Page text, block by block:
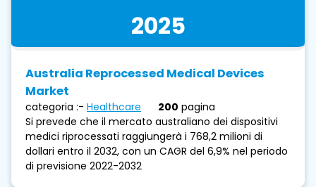
2025
Australia Reprocessed Medical Devices
Market
categoria :- Healthcare 200 pagina
Si prevede che il mercato australiano dei dispositivi
medici riprocessati raggiungerà i 768,2 milioni di
dollari entro il 2032, con un CAGR del 6,9% nel periodo
di previsione 2022-2032